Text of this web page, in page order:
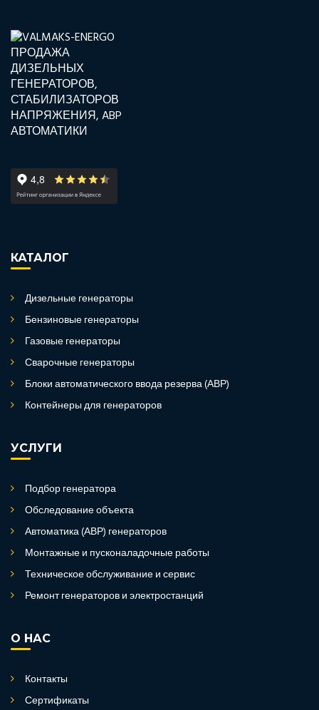
КАТАЛОГ
Дизельные генераторы
Бензиновые генераторы
Газовые генераторы
Сварочные генераторы
Блоки автоматического ввода резерва (АВР)
Контейнеры для генераторов
УСЛУГИ
Подбор генератора
Обследование объекта
Автоматика (АВР) генераторов
Монтажные и пусконаладочные работы
Техническое обслуживание и сервис
Ремонт генераторов и электростанций
О НАС
Контакты
Сертификаты